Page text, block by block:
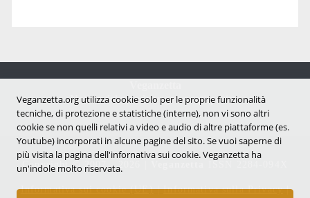
Notizie dal mondo vegan e antispecista
Copyright © 2007 - 2026 |
Informativa sui cookie (UE)|Informativa sulla Privacy|
Veganzetta.org utilizza cookie solo per le proprie funzionalità
tecniche, di protezione e statistiche (interne), non vi sono altri
cookie se non quelli relativi a video e audio di altre piattaforme (es.
Youtube) incorporati in alcune pagine del sito. Se vuoi saperne di
più visita la pagina dell'infornativa sui cookie. Veganzetta ha
un'indole molto riservata.